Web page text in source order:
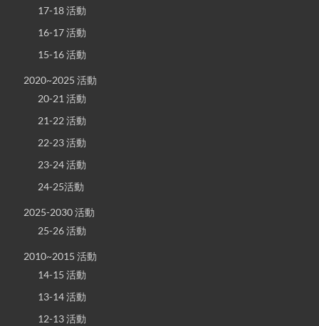
17-18 活動
16-17 活動
15-16 活動
2020~2025 活動
20-21 活動
21-22 活動
22-23 活動
23-24 活動
24-25活動
2025-2030 活動
25-26 活動
2010~2015 活動
14-15 活動
13-14 活動
12-13 活動